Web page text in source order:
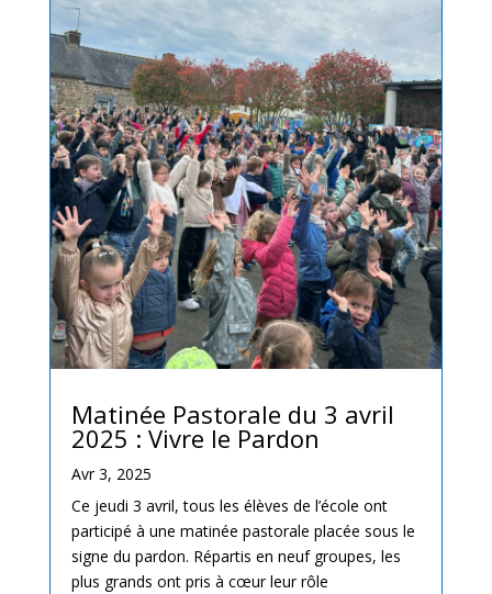
Matinée Pastorale du 3 avril
2025 : Vivre le Pardon
Avr 3, 2025
Ce jeudi 3 avril, tous les élèves de l’école ont
participé à une matinée pastorale placée sous le
signe du pardon. Répartis en neuf groupes, les
plus grands ont pris à cœur leur rôle